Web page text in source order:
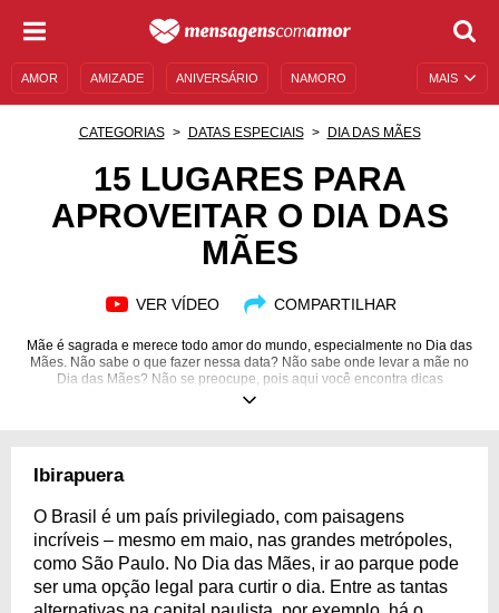
MAIS
AMOR AMIZADE ANIVERSÁRIO NAMORO
MENSAGENS E FRASES MENSAGENS DE ANIVERSÁRIO
FAMOSOS BÍBLIA
CATEGORIAS DATAS ESPECIAIS DIA DAS MÃES
15 LUGARES PARA
APROVEITAR O DIA DAS
MÃES
VER VÍDEO COMPARTILHAR
Mãe é sagrada e merece todo amor do mundo, especialmente no Dia das
Mães. Não sabe o que fazer nessa data? Não sabe onde levar a mãe no
Dia das Mães? Não se preocupe, pois aqui você encontra dicas
maravilhosas de passeios para levá-la para uma comemoração e
Ibirapuera
O Brasil é um país privilegiado, com paisagens
incríveis – mesmo em maio, nas grandes metrópoles,
como São Paulo. No Dia das Mães, ir ao parque pode
ser uma opção legal para curtir o dia. Entre as tantas